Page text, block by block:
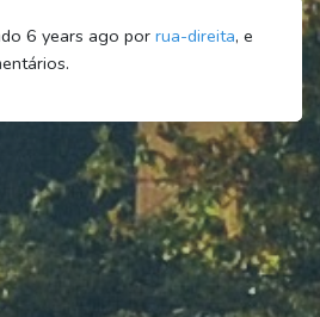
6 years ago por rua-direita, e